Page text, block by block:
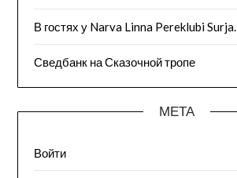
В гостях у Narva Linna Pereklubi Surja.
Сведбанк на Сказочной тропе
МЕТА
Войти